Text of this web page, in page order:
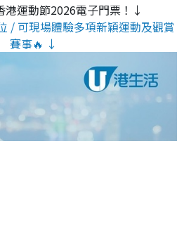
港運動節2026電子門票！↓
/ 可現場體驗多項新穎運動及觀賞
賽事🔥 ↓